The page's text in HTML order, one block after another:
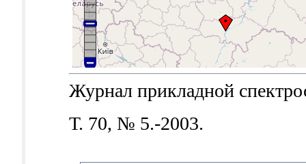
Журнал прикладной
Т. 70, № 5.-2003.